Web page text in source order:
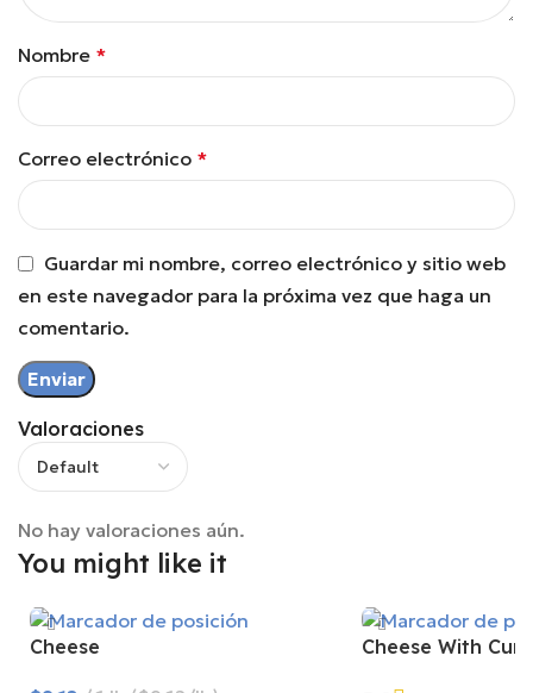
Valoraciones
No hay valoraciones aún.
Nombre *
Correo electrónico *
Guardar mi nombre, correo electrónico y sitio web
en este navegador para la próxima vez que haga un
comentario.
You might like it
Cheese Cheese With